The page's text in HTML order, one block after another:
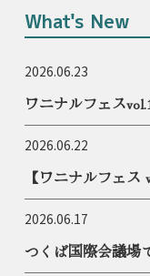
What's New
2026.06.23
ワニナルフェス
2026.06.22
【ワニナルフェス
2026.06.17
つくば国際会議場